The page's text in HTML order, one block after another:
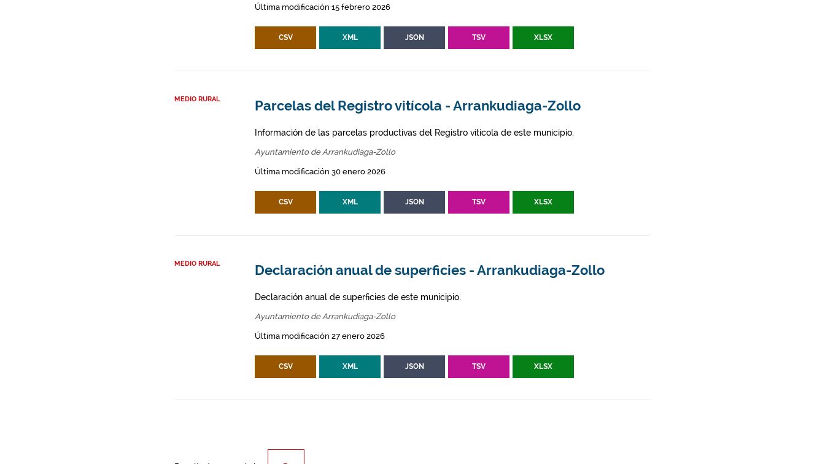
Última modificación 15 febrero 2026
CSV XML JSON TSV XLSX
MEDIO RURAL Parcelas del Registro vitícola - Arrankudiaga-Zollo
Información de las parcelas productivas del Registro vitícola de este municipio.
Ayuntamiento de Arrankudiaga-Zollo
Última modificación 30 enero 2026
CSV XML JSON TSV XLSX
MEDIO RURAL Declaración anual de superficies - Arrankudiaga-Zollo
Declaración anual de superficies de este municipio.
Ayuntamiento de Arrankudiaga-Zollo
Última modificación 27 enero 2026
CSV XML JSON TSV XLSX